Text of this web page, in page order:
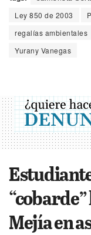
Ley 850 de 2003
regalías ambientales
Yurany Vanegas
Mejía en